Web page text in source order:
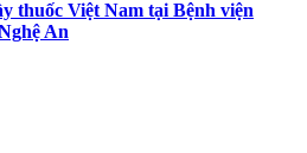
thuốc Việt Nam tại Bệnh viện
An